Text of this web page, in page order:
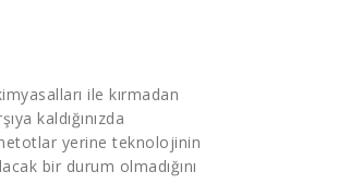
ile kırmadan
kaldığınızda
yerine teknolojinin
bir durum olmadığını